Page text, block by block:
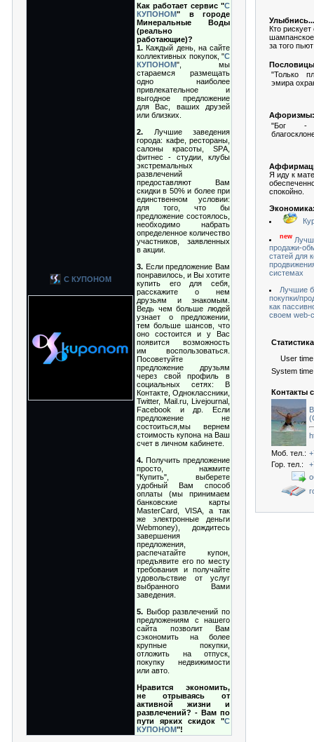
С КУПОНОМ
Как работает сервис "С
КУПОНОМ" в городе
Минеральные Воды
(реально
работающие)?
1. Каждый день, на сайте
коллективных покупок, "С
КУПОНОМ", мы
стараемся размещать
одно наиболее
привлекательное и
выгодное предложение
для Вас, ваших друзей
или близких.
2. Лучшие заведения
города: кафе, рестораны,
салоны красоты, SРA,
фитнес - студии, клубы
экстремальных
развлечений
предоставляют Вам
скидки в 50% и более при
единственном условии:
для того, что бы
предложение состоялось,
необходимо набрать
определенное количество
участников, заявленных
в акции.
3. Если предложение Вам
понравилось, и Вы хотите
купить его для себя,
расскажите о нем
друзьям и знакомым.
Ведь чем больше людей
узнает о предложении,
тем больше шансов, что
оно состоится и у Вас
появится возможность
им воспользоваться.
Посоветуйте
предложение друзьям
через свой профиль в
социальных сетях: В
Контакте, Одноклассники,
Twitter, Mail.ru, Livejournal,
Facebook и др. Если
предложение не
состоиться,мы вернем
стоимость купона на Ваш
счет в личном кабинете.
4. Получить предложение
просто, нажмите
"Купить", выберете
удобный Вам способ
оплаты (мы принимаем
банковские карты
MasterCard, VISA, а так
же электронные деньги
Webmoney), дождитесь
завершения
предложения,
распечатайте купон,
предъявите его по месту
требования и получайте
удовольствие от услуг
выбранного Вами
заведения.
5. Выбор развлечений по
предложениям с нашего
сайта позволит Вам
сэкономить на более
крупные покупки,
отложить на отпуск,
покупку недвижимости
или авто.
Нравится экономить,
не отрываясь от
активной жизни и
развлечений? - Вам по
пути ярких скидок "С
КУПОНОМ"!
Улыбнись...
Кто рискует
за того
"Только
эмира
Афоризмы:
"Бог -
Я иду к
спокойно.
new
продажи-
статей для
системах
Лучшие
покупки/
как
своем web-
User
System
Контакты
Моб. тел.:
Гор. тел.: